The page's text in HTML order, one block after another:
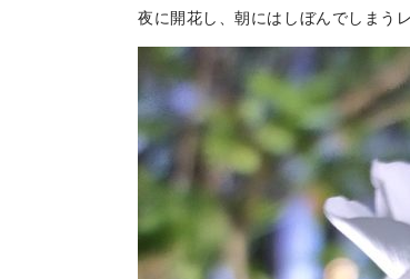
夜に開花し、朝にはしぼんでしまう